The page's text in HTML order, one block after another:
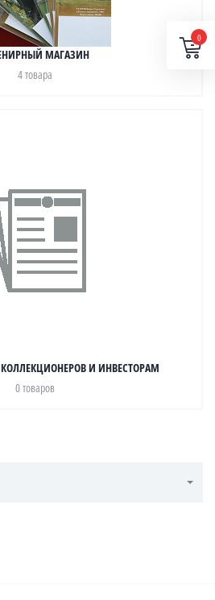
МАГАЗИН
4 товара
И ИНВЕСТОРАМ
0 товаров
0